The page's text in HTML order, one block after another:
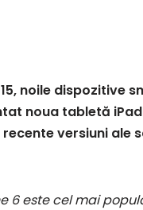
noile dispozitive
noua tabletă
versiuni ale
6 este cel mai